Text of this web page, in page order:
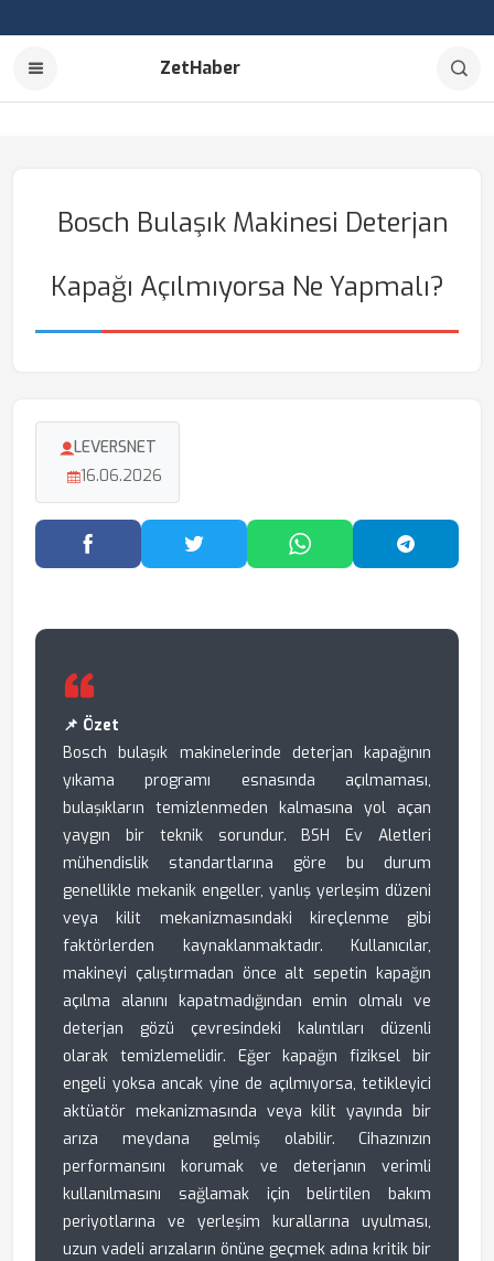
ZetHaber
Bosch Bulaşık Makinesi Deterjan
Kapağı Açılmıyorsa Ne Yapmalı?
LEVERSNET
16.06.2026
Facebook'ta PaylaşTwitter'da PaylaşWhatsApp'ta Paylaş
📌 Özet
Bosch bulaşık makinelerinde deterjan kapağının
yıkama programı esnasında açılmaması,
bulaşıkların temizlenmeden kalmasına yol açan
yaygın bir teknik sorundur. BSH Ev Aletleri
mühendislik standartlarına göre bu durum
genellikle mekanik engeller, yanlış yerleşim düzeni
veya kilit mekanizmasındaki kireçlenme gibi
faktörlerden kaynaklanmaktadır. Kullanıcılar,
makineyi çalıştırmadan önce alt sepetin kapağın
açılma alanını kapatmadığından emin olmalı ve
deterjan gözü çevresindeki kalıntıları düzenli
olarak temizlemelidir. Eğer kapağın fiziksel bir
engeli yoksa ancak yine de açılmıyorsa, tetikleyici
aktüatör mekanizmasında veya kilit yayında bir
arıza meydana gelmiş olabilir. Cihazınızın
performansını korumak ve deterjanın verimli
kullanılmasını sağlamak için belirtilen bakım
periyotlarına ve yerleşim kurallarına uyulması,
uzun vadeli arızaların önüne geçmek adına kritik bir